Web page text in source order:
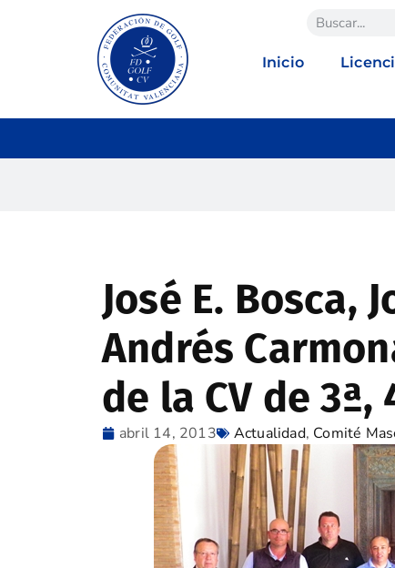
Inicio
José E. Bosca,
Andrés
de la CV de 3ª,
abril 14, 2013 Actualidad, Comité